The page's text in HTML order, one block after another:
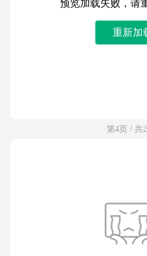
预览加载失败，请
重新加
第4页 / 共